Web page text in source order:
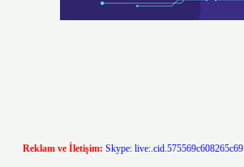
Reklam ve İletişim: Skype: live:.cid.575569c608265c69